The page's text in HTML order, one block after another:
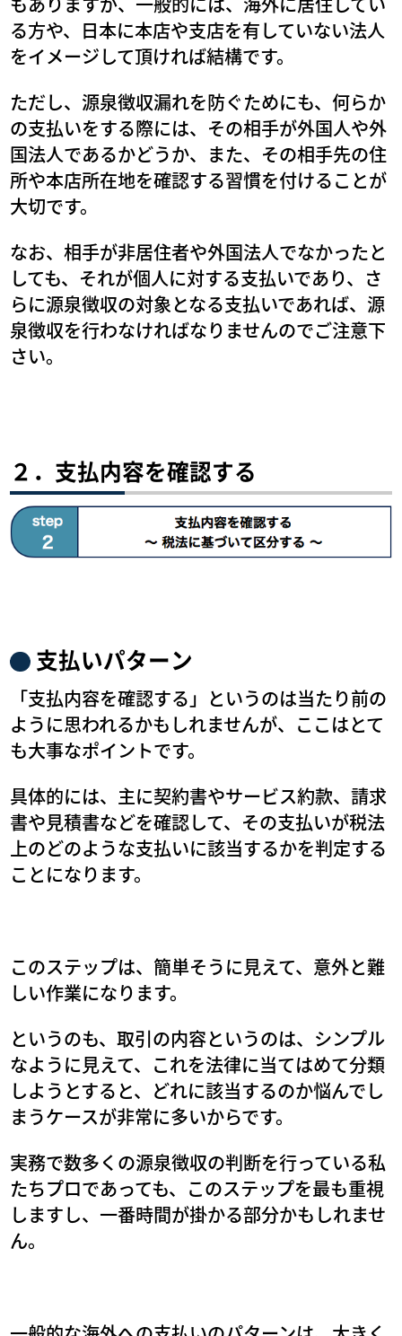
る方や、日本に本店や支店を有していない法人
をイメージして頂ければ結構です。
ただし、源泉徴収漏れを防ぐためにも、何らか
の支払いをする際には、その相手が外国人や外
国法人であるかどうか、また、その相手先の住
所や本店所在地を確認する習慣を付けることが
大切です。
なお、相手が非居住者や外国法人でなかったと
しても、それが個人に対する支払いであり、さ
らに源泉徴収の対象となる支払いであれば、源
泉徴収を行わなければなりませんのでご注意下
さい。
２．支払内容を確認する
支払いパターン
「支払内容を確認する」というのは当たり前の
ように思われるかもしれませんが、ここはとて
も大事なポイントです。
具体的には、主に契約書やサービス約款、請求
書や見積書などを確認して、その支払いが税法
上のどのような支払いに該当するかを判定する
ことになります。
このステップは、簡単そうに見えて、意外と難
しい作業になります。
というのも、取引の内容というのは、シンプル
なように見えて、これを法律に当てはめて分類
しようとすると、どれに該当するのか悩んでし
まうケースが非常に多いからです。
実務で数多くの源泉徴収の判断を行っている私
たちプロであっても、このステップを最も重視
しますし、一番時間が掛かる部分かもしれませ
ん。